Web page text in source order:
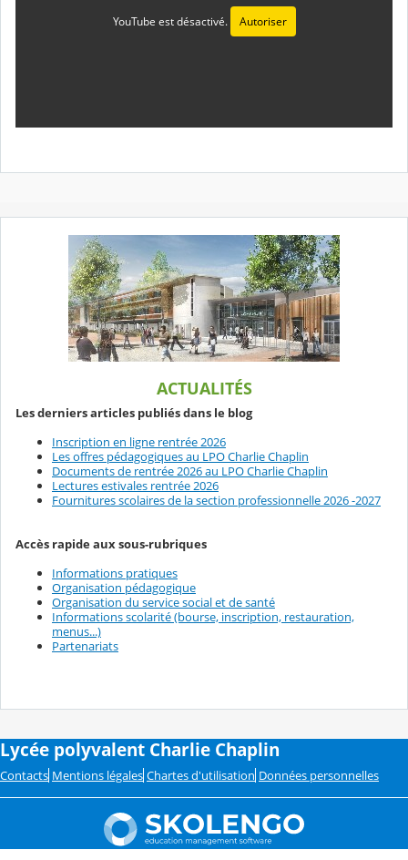
YouTube est désactivé. Autoriser
ACTUALITÉS
Les derniers articles publiés dans le blog
Inscription en ligne rentrée 2026
Les offres pédagogiques au LPO Charlie Chaplin
Documents de rentrée 2026 au LPO Charlie Chaplin
Lectures estivales rentrée 2026
Fournitures scolaires de la section professionnelle 2026 -2027
Accès rapide aux sous-rubriques
Informations pratiques
Organisation pédagogique
Organisation du service social et de santé
Informations scolarité (bourse, inscription, restauration,
menus...)
Partenariats
Lycée polyvalent Charlie Chaplin
Contacts Mentions légales Chartes d'utilisation Données personnelles